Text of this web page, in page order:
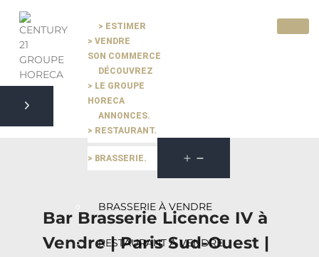
> ESTIMER
> VENDRE
SON COMMERCE
DÉCOUVREZ
> LE GROUPE
HORECA
ANNONCES.
> RESTAURANT.
> BRASSERIE.
BRASSERIE À VENDRE
RESTAURANT À VENDRE
Pause slide rotation
Resume slide rotation
Previous slide
Bar Brasserie Licence IV à
Vendre | Paris Sud-Ouest |